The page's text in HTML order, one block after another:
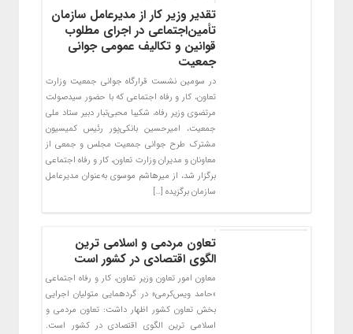
تقدیر وزیر کار از مدیرعامل سازمان
تأمین‌اجتماعی در اجرای مطلوب
قوانین و تکالیف عمومی جوانی
جمعیت
در سومین نشست قرارگاه جوانی جمعیت وزارت
تعاون، کار و رفاه اجتماعی که با حضور سیدصولت
مرتضوی وزیر رفاه، شکیبا محبی‌تبار دبیر ستاد ملی
جمعیت، امیرحسین بانکی‌پور رئیس کمیسیون
مشترک طرح جوانی جمعیت مجلس و جمعی از
معاونان و مدیران وزارت تعاون، کار و رفاه اجتماعی
برگزار شد، از میرهاشم موسوی به‌عنوان مدیرعامل
سازمان برگزیده […]
تعاون مردمی و اسلامی ترین
الگوی اقتصادی در کشور است
معاون امور تعاون وزیر تعاون، کار و رفاه اجتماعی
«حامد ویس‌کرمی» در گردهمایی متولیان اجرایی
بخش تعاون کشور اظهار داشت: تعاون مردمی و
اسلامی ترین الگوی اقتصادی در کشور است.